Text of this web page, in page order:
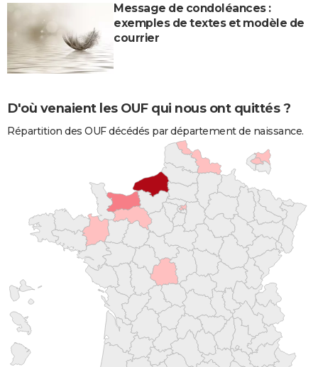
Message de condoléances :
exemples de textes et modèle de
courrier
D'où venaient les OUF qui nous ont quittés ?
Répartition des OUF décédés par département de naissance.